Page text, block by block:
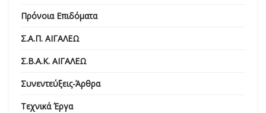
Πρόνοια Επιδόματα
Σ.Α.Π. ΑΙΓΑΛΕΩ
Σ.Β.Α.Κ. ΑΙΓΑΛΕΩ
Συνεντεύξεις-Άρθρα
Τεχνικά Έργα